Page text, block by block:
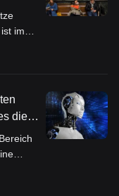
für
im
nun
die
Der